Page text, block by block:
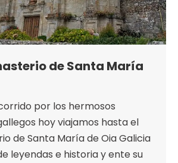
de Santa María
por los hermosos
hoy viajamos hasta el
de Santa María de Oia Galicia
leyendas e historia y ente su